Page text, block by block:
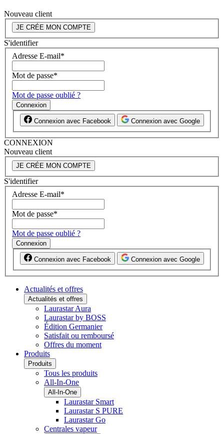
Nouveau client
JE CRÉE MON COMPTE
S'identifier
Adresse E-mail*
Mot de passe*
Mot de passe oublié ?
Connexion
Connexion avec Facebook Connexion avec Google
CONNEXION
Nouveau client
JE CRÉE MON COMPTE
S'identifier
Adresse E-mail*
Mot de passe*
Mot de passe oublié ?
Connexion
Connexion avec Facebook Connexion avec Google
Actualités et offres
Actualités et offres
Laurastar Aura
Laurastar by BOSS
Édition Germanier
Satisfait ou remboursé
Offres du moment
Produits
Produits
Tous les produits
All-In-One
All-In-One
Laurastar Smart
Laurastar S PURE
Laurastar Go
Centrales vapeur